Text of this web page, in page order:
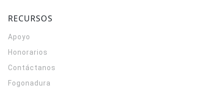
RECURSOS
Apoyo
Honorarios
Contáctanos
Fogonadura